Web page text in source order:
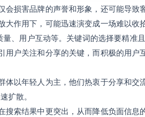
损害品牌的声誉和形象，还可能导致
作用下，可能迅速演变成一场难以收
、用户互动等。关键词的选择要精准
户关注和分享的关键，而积极的用户
以年轻人为主，他们热衷于分享和交
扩散。
索结果中更突出，从而降低负面信息